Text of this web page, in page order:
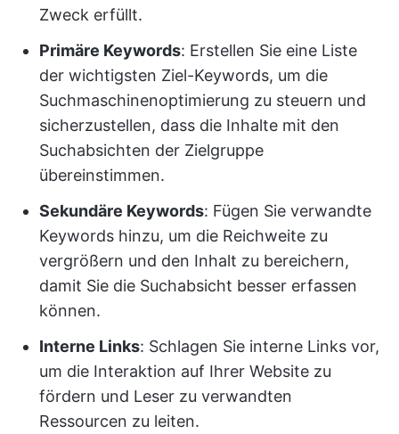
Zweck erfüllt.
Primäre Keywords: Erstellen Sie eine Liste
der wichtigsten Ziel-Keywords, um die
Suchmaschinenoptimierung zu steuern und
sicherzustellen, dass die Inhalte mit den
Suchabsichten der Zielgruppe
übereinstimmen.
Sekundäre Keywords: Fügen Sie verwandte
Keywords hinzu, um die Reichweite zu
vergrößern und den Inhalt zu bereichern,
damit Sie die Suchabsicht besser erfassen
können.
Interne Links: Schlagen Sie interne Links vor,
um die Interaktion auf Ihrer Website zu
fördern und Leser zu verwandten
Ressourcen zu leiten.